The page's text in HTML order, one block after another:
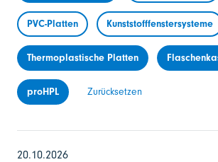
PVC-Platten Kunststofffenstersysteme
Thermoplastische Platten
proHPL Zurücksetzen
20.10.2026